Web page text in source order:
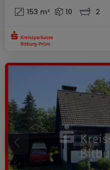
153 m² 10 2